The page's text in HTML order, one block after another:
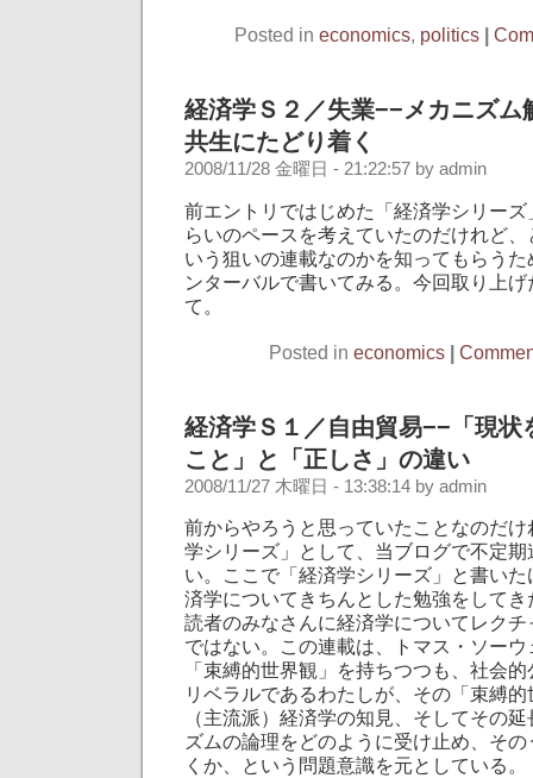
Posted in economics, politics |
経済学Ｓ２／失業−−メカニズム
共生にたどり着く
2008/11/28 金曜日 - 21:22:57 by admin
前エントリではじめた「経済学シリー
らいのペースを考えていたのだけれど
いう狙いの連載なのかを知ってもらう
ンターバルで書いてみる。今回取り上
て。
Posted in economics |
経済学Ｓ１／自由貿易−−「現状
こと」と「正しさ」の違い
2008/11/27 木曜日 - 13:38:14 by admin
前からやろうと思っていたことなのだ
学シリーズ」として、当ブログで不定
い。ここで「経済学シリーズ」と書い
済学についてきちんとした勉強をして
読者のみなさんに経済学についてレク
ではない。この連載は、トマス・ソー
「束縛的世界観」を持ちつつも、社会
リベラルであるわたしが、その「束縛
（主流派）経済学の知見、そしてその
ズムの論理をどのように受け止め、そ
くか、という問題意識を元としている。